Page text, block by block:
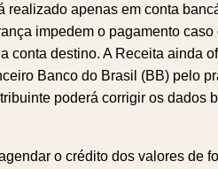
realizado apenas em conta
impedem o pagamento
conta destino. A Receita ainda
Banco do Brasil (BB) pelo
poderá corrigir os dados
o crédito dos valores de